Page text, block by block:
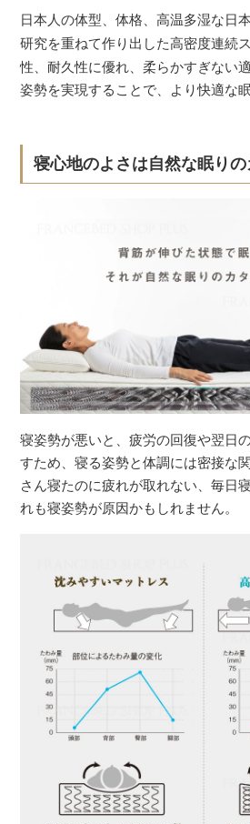
日本人の体型、体格、高温多湿な日
研究を重ねて作り出した高密度連続
性、耐久性に優れ、柔らかすぎない
姿勢を実現することで、より快適な
寝心地のよさは自然な眠りの
寝姿勢が悪いと、疲労の回復や翌日
すため、寝る姿勢と体調には密接な
さん寝たのに疲れが取れない、毎日
れも寝姿勢が原因かもしれません。